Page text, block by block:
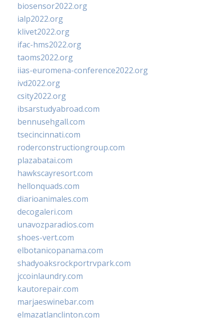
biosensor2022.org
ialp2022.org
klivet2022.org
ifac-hms2022.org
taoms2022.org
iias-euromena-conference2022.org
ivd2022.org
csity2022.org
ibsarstudyabroad.com
bennusehgall.com
tsecincinnati.com
roderconstructiongroup.com
plazabatai.com
hawkscayresort.com
hellonquads.com
diarioanimales.com
decogaleri.com
unavozparadios.com
shoes-vert.com
elbotanicopanama.com
shadyoaksrockportrvpark.com
jccoinlaundry.com
kautorepair.com
marjaeswinebar.com
elmazatlanclinton.com